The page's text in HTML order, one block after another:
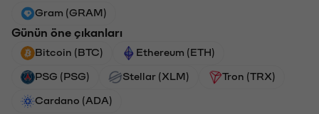
Gram (GRAM)
Günün öne çıkanları
Bitcoin (BTC) Ethereum (ETH)
PSG (PSG) Stellar (XLM) Tron (TRX)
Cardano (ADA)